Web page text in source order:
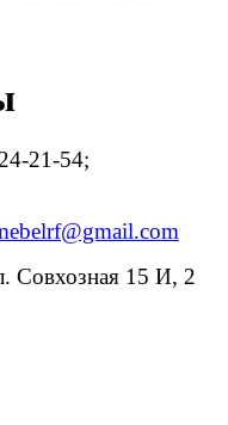
21-54;
Совхозная 15 И, 2